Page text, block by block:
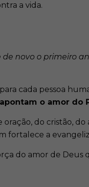
a vida.
novo o primeiro
cada pessoa
o amor do
do cristão,
fortalece a
do amor de Deus